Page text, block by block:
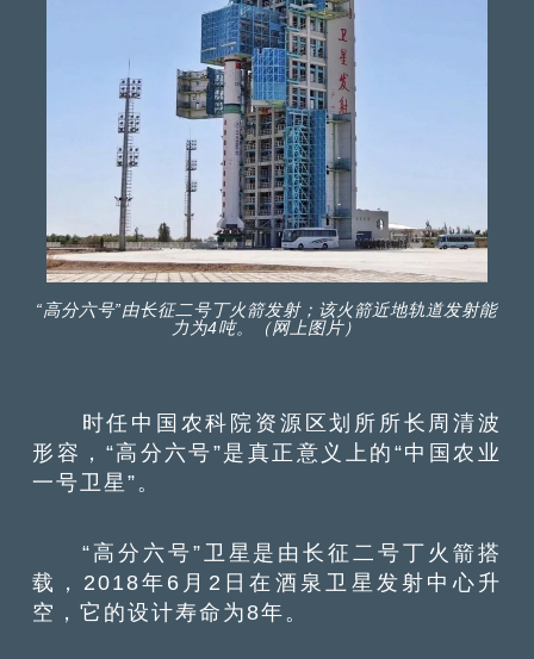
“高分六号”由长征二号丁火箭发射；该火箭近地轨道发射能
力为4吨。（网上图片）
时任中国农科院资源区划所所长周清波
形容，“高分六号”是真正意义上的“中国农业
一号卫星”。
“高分六号”卫星是由长征二号丁火箭搭
载，2018年6月2日在酒泉卫星发射中心升
空，它的设计寿命为8年。